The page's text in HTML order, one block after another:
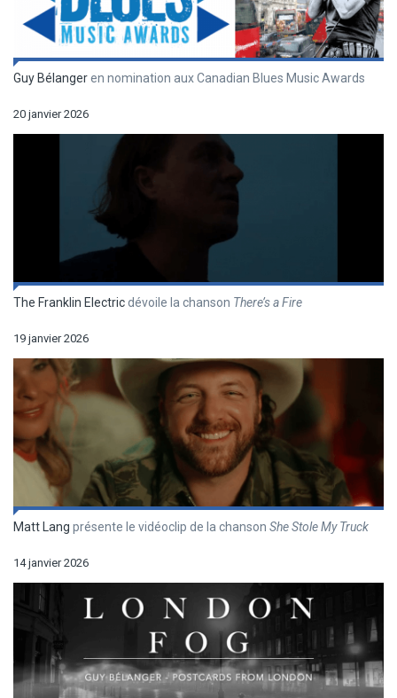
Guy Bélangeren nomination aux Canadian Blues Music Awards
20 janvier 2026
The Franklin Electricdévoile la chanson There’s a Fire
19 janvier 2026
Matt Lang présente le vidéoclip de la chanson She Stole My Truck
14 janvier 2026